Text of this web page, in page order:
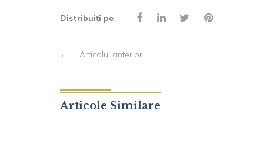
Distribuiți pe
← Articolul anterior
Articole Similare